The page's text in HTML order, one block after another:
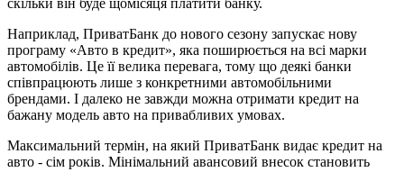
Наприклад, ПриватБанк до нового сезону запускає нову
програму «Авто в кредит», яка поширюється на всі марки
автомобілів. Це її велика перевага, тому що деякі банки
співпрацюють лише з конкретними автомобільними
брендами. І далеко не завжди можна отримати кредит на
бажану модель авто на привабливих умовах.
Максимальний термін, на який ПриватБанк видає кредит на
авто - сім років. Мінімальний авансовий внесок становить